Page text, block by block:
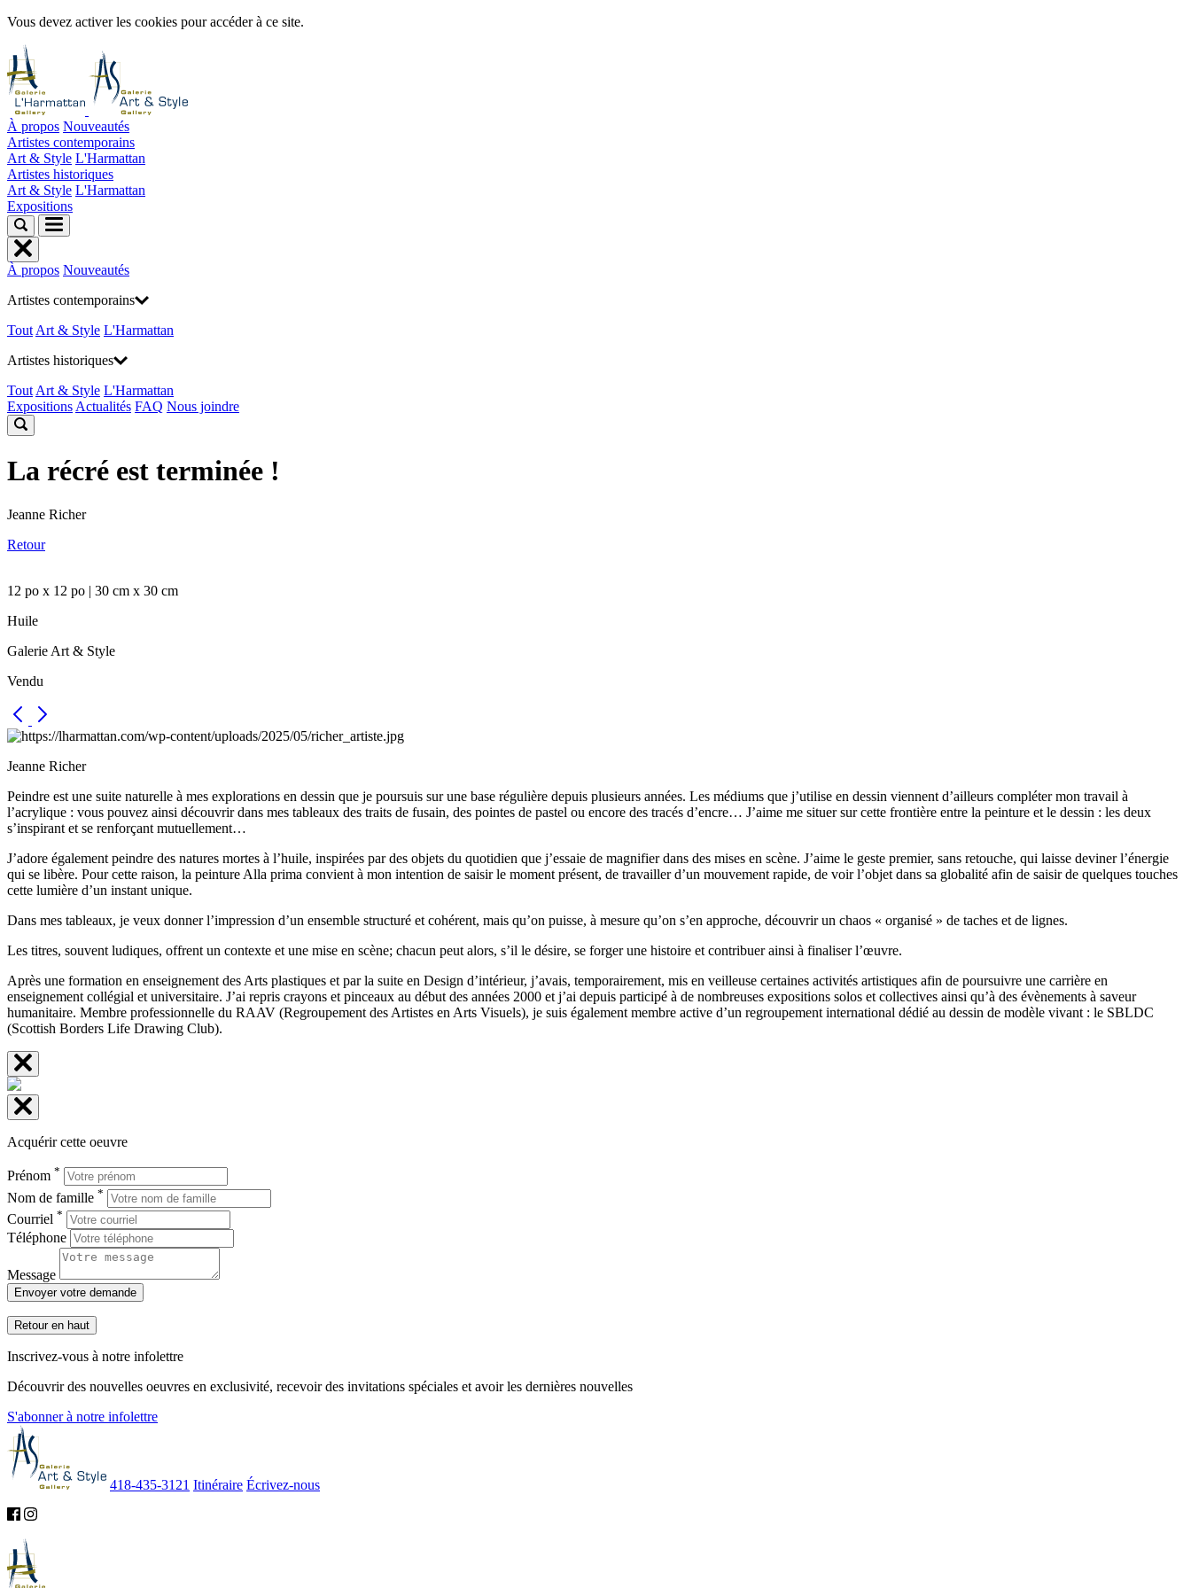
Vous devez activer les cookies pour accéder à ce site.
À propos Nouveautés
Artistes contemporains
Art & Style L'Harmattan
Artistes historiques
Art & Style L'Harmattan
Expositions
À propos Nouveautés
Artistes contemporains
Tout Art & Style L'Harmattan
Artistes historiques
Tout Art & Style L'Harmattan
Expositions Actualités FAQ Nous joindre
La récré est terminée !
Jeanne Richer
Retour
12 po x 12 po | 30 cm x 30 cm
Huile
Galerie Art & Style
Vendu
Jeanne Richer
Peindre est une suite naturelle à mes explorations en dessin que je poursuis sur une base régulière depuis plusieurs années. Les médiums que j’utilise en dessin viennent d’ailleurs compléter mon travail à
l’acrylique : vous pouvez ainsi découvrir dans mes tableaux des traits de fusain, des pointes de pastel ou encore des tracés d’encre… J’aime me situer sur cette frontière entre la peinture et le dessin : les deux
s’inspirant et se renforçant mutuellement…
J’adore également peindre des natures mortes à l’huile, inspirées par des objets du quotidien que j’essaie de magnifier dans des mises en scène. J’aime le geste premier, sans retouche, qui laisse deviner l’énergie
qui se libère. Pour cette raison, la peinture Alla prima convient à mon intention de saisir le moment présent, de travailler d’un mouvement rapide, de voir l’objet dans sa globalité afin de saisir de quelques touches
cette lumière d’un instant unique.
Dans mes tableaux, je veux donner l’impression d’un ensemble structuré et cohérent, mais qu’on puisse, à mesure qu’on s’en approche, découvrir un chaos « organisé » de taches et de lignes.
Les titres, souvent ludiques, offrent un contexte et une mise en scène; chacun peut alors, s’il le désire, se forger une histoire et contribuer ainsi à finaliser l’œuvre.
Après une formation en enseignement des Arts plastiques et par la suite en Design d’intérieur, j’avais, temporairement, mis en veilleuse certaines activités artistiques afin de poursuivre une carrière en
enseignement collégial et universitaire. J’ai repris crayons et pinceaux au début des années 2000 et j’ai depuis participé à de nombreuses expositions solos et collectives ainsi qu’à des évènements à saveur
humanitaire. Membre professionnelle du RAAV (Regroupement des Artistes en Arts Visuels), je suis également membre active d’un regroupement international dédié au dessin de modèle vivant : le SBLDC
(Scottish Borders Life Drawing Club).
Acquérir cette oeuvre
Prénom *
Nom de famille *
Courriel *
Téléphone
Message
Envoyer votre demande
Retour en haut
Inscrivez-vous à notre infolettre
Découvrir des nouvelles oeuvres en exclusivité, recevoir des invitations spéciales et avoir les dernières nouvelles
S'abonner à notre infolettre
418-435-3121 Itinéraire Écrivez-nous